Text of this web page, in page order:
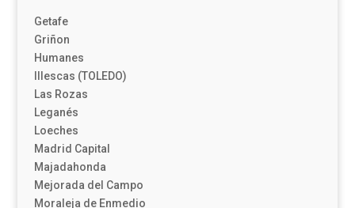
Getafe
Griñon
Humanes
Illescas (TOLEDO)
Las Rozas
Leganés
Loeches
Madrid Capital
Majadahonda
Mejorada del Campo
Moraleja de Enmedio